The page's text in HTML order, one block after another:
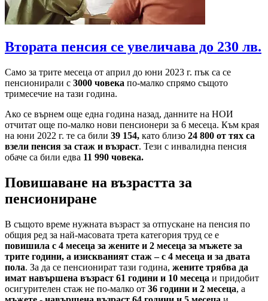
Втората пенсия се увеличава до 230 лв.
Само за трите месеца от април до юни 2023 г. пък са се
пенсионирали с 3000 човека по-малко спрямо същото
тримесечие на тази година.
Ако се върнем още една година назад, данните на НОИ
отчитат още по-малко нови пенсионери за 6 месеца. Към края
на юни 2022 г. те са били 39 154, като близо 24 800 от тях са
взели пенсия за стаж и възраст. Тези с инвалидна пенсия
обаче са били едва 11 990 човека.
Повишаване на възрастта за
пенсиониране
В същото време нужната възраст за отпускане на пенсия по
общия ред за най-масовата трета категория труд се е
повишила с 4 месеца за жените и 2 месеца за мъжете за
трите години, а изискваният стаж – с 4 месеца и за двата
пола. За да се пенсионират тази година, жените трябва да
имат навършена възраст 61 години и 10 месеца и придобит
осигурителен стаж не по-малко от 36 години и 2 месеца, а